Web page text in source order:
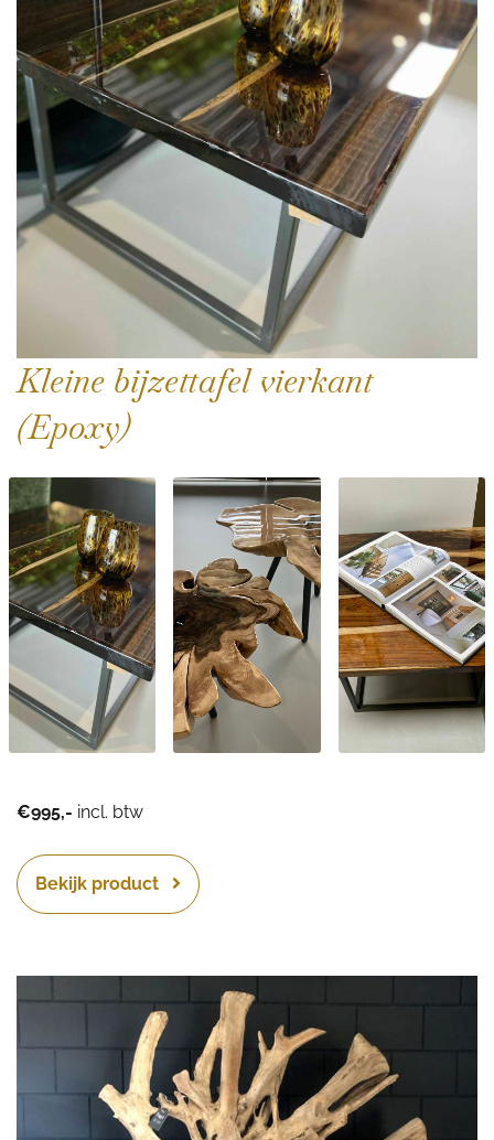
Kleine bijzettafel vierkant
(Epoxy)
€995,- incl. btw
Bekijk product